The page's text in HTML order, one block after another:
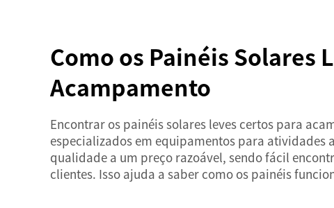
Como os Painéis Solares
Acampamento
Encontrar os painéis solares leves certos para
especializados em equipamentos para atividades
qualidade a um preço razoável, sendo fácil
clientes. Isso ajuda a saber como os painéis